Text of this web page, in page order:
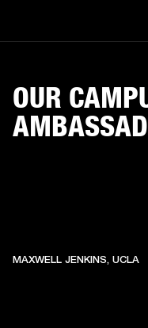
OUR
MAXWELL JENKINS, UCLA